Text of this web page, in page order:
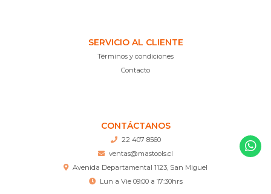
SERVICIO AL CLIENTE
Términos y condiciones
Contacto
CONTÁCTANOS
22 407 8560
ventas@mastools.cl
Avenida Departamental 1123, San Miguel
Lun a Vie 09:00 a 17:30hrs